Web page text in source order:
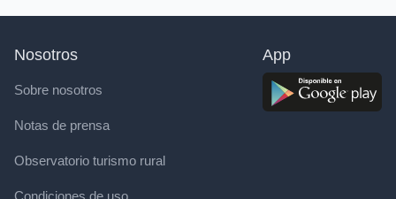
Nosotros
Sobre nosotros
Notas de prensa
Observatorio turismo rural
Condiciones de uso
App